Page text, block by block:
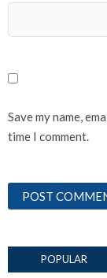
Save my name,
time I comment.
POPULAR